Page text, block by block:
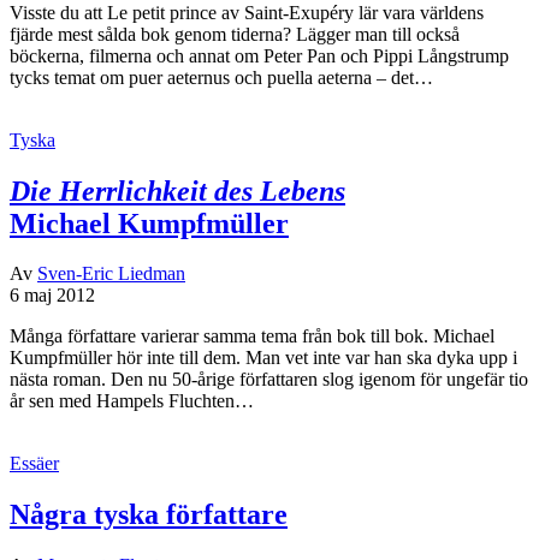
Visste du att Le petit prince av Saint-Exupéry lär vara världens
fjärde mest sålda bok genom tiderna? Lägger man till också
böckerna, filmerna och annat om Peter Pan och Pippi Långstrump
tycks temat om puer aeternus och puella aeterna – det…
Tyska
Die Herrlichkeit des Lebens
Michael Kumpfmüller
Av Sven-Eric Liedman
6 maj 2012
Många författare varierar samma tema från bok till bok. Michael
Kumpfmüller hör inte till dem. Man vet inte var han ska dyka upp i
nästa roman. Den nu 50-årige författaren slog igenom för ungefär tio
år sen med Hampels Fluchten…
Essäer
Några tyska författare